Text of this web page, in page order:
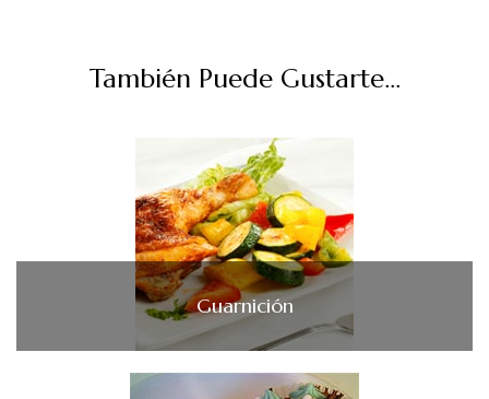
También Puede Gustarte...
Guarnición